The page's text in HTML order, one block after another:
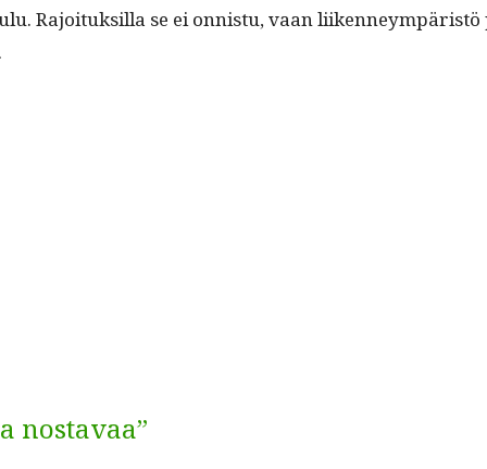
Rajoituk­sil­la se ei onnis­tu, vaan
nostavaa”